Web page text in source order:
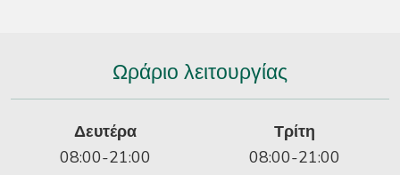
Ωράριο λειτουργίας
Δευτέρα
08:00-21:00
Τρίτη
08:00-21:00